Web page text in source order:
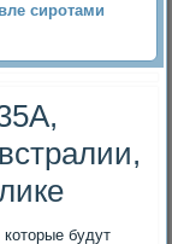
сиротами
будут